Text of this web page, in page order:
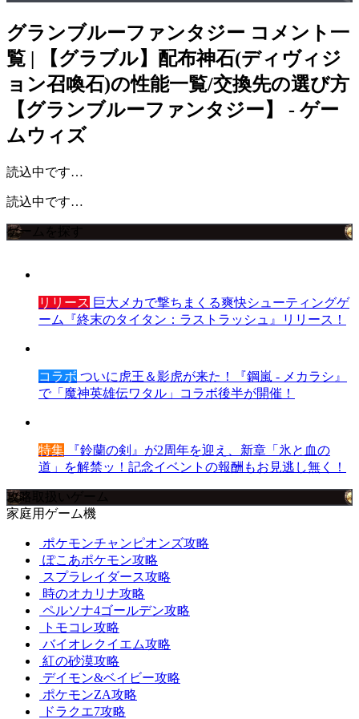
グランブルーファンタジー コメント一
覧 | 【グラブル】配布神石(ディヴィジ
ョン召喚石)の性能一覧/交換先の選び方
【グランブルーファンタジー】 - ゲー
ムウィズ
読込中です…
読込中です…
ゲームを探す
リリース 巨大メカで撃ちまくる爽快シューティングゲ
ーム『終末のタイタン：ラストラッシュ』リリース！
コラボ ついに虎王＆影虎が来た！『鋼嵐 - メカラシ』
で「魔神英雄伝ワタル」コラボ後半が開催！
特集 『鈴蘭の剣』が2周年を迎え、新章「氷と血の
道」を解禁ッ！記念イベントの報酬もお見逃し無く！
攻略取扱いゲーム
家庭用ゲーム機
ポケモンチャンピオンズ攻略
ぽこあポケモン攻略
スプラレイダース攻略
時のオカリナ攻略
ペルソナ4ゴールデン攻略
トモコレ攻略
バイオレクイエム攻略
紅の砂漠攻略
デイモン&ベイビー攻略
ポケモンZA攻略
ドラクエ7攻略